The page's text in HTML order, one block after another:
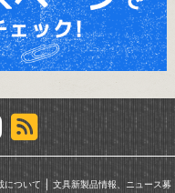
について ｜ 文具新製品情報、ニュース募